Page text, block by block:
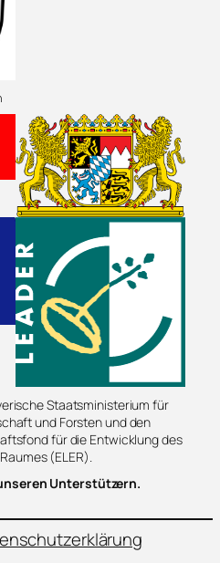
Staatsministerium für
und Forsten und den
für die Entwicklung des
(ELER).
Unterstützern.